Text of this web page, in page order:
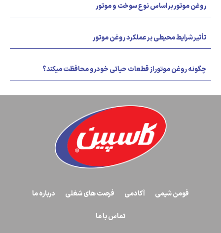
روغن موتور بر اساس نوع سوخت و موتور
تأثیر شرایط محیطی بر عملکرد روغن موتور
چگونه روغن موتور از قطعات حیاتی خودرو محافظت میکند؟
فومن شیمی آکادمی فرصت های شغلی درباره ما
تماس با ما